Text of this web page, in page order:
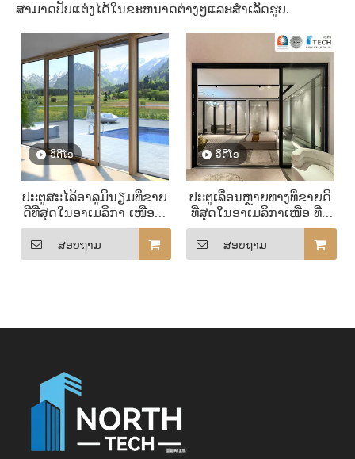
ສາມາດປັບແຕ່ງໄດ້ໃນຂະຫນາດຕ່າງໆແລະສໍາເລັດຮູບ.
ວິດີໂອ
ປະຕູສະໄລ້ອາລູມີນຽມທີ່ຂາຍ
ດີທີ່ສຸດໃນອາເມລິກາ ເໜືອ ທີ່
ມີແຖບເລື່ອນທີ່ສາມາດປັບ
ແຕ່ງໄດ້
ສອບຖາມ
ວິດີໂອ
ປະຕູເລື່ອນຫຼາຍທາງທີ່ຂາຍດີ
ທີ່ສຸດໃນອາເມລິກາເໜືອ ທີ່ມີ
ຈຳນວນລໍ້ເລື່ອນທີ່ສາມາດປັບ
ແຕ່ງໄດ້
ສອບຖາມ